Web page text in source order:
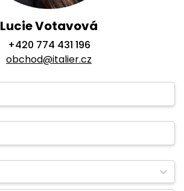
Lucie Votavová
+420 774 431 196
obchod@italier.cz